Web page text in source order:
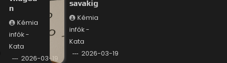
n
Kémia
infók -
Kata
2026-03-19
savakig
Kémia
infók -
Kata
2026-03-19